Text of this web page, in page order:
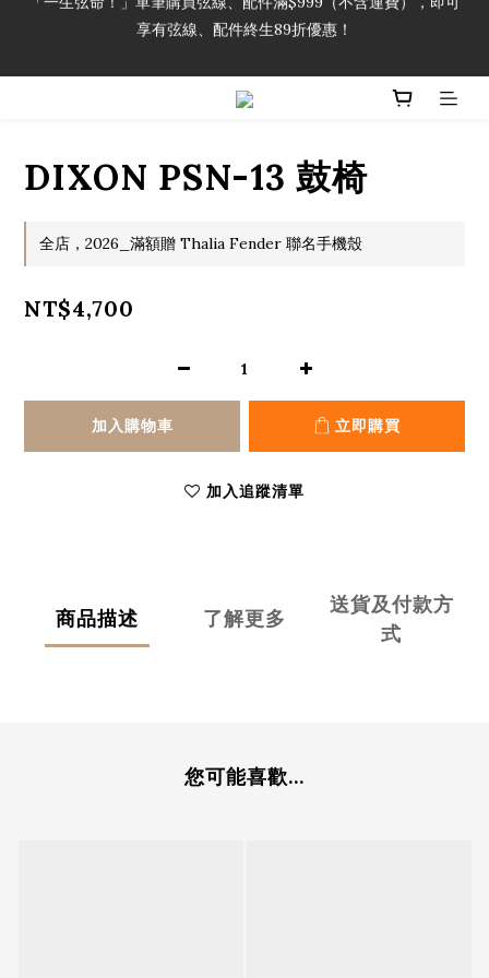
「一生弦命！」單筆購買弦線、配件滿$999（不含運費），即可
享有弦線、配件終生89折優惠！
加入會員即領2000元購物金。 加入購物車查看更多折扣！
享有弦線、配件終生89折優惠！
DIXON PSN-13 鼓椅
全店，2026_滿額贈 Thalia Fender 聯名手機殼
NT$4,700
加入購物車 立即購買
加入追蹤清單
商品描述 了解更多
送貨及付款方
式
您可能喜歡...